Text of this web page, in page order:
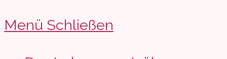
Menü Schließen